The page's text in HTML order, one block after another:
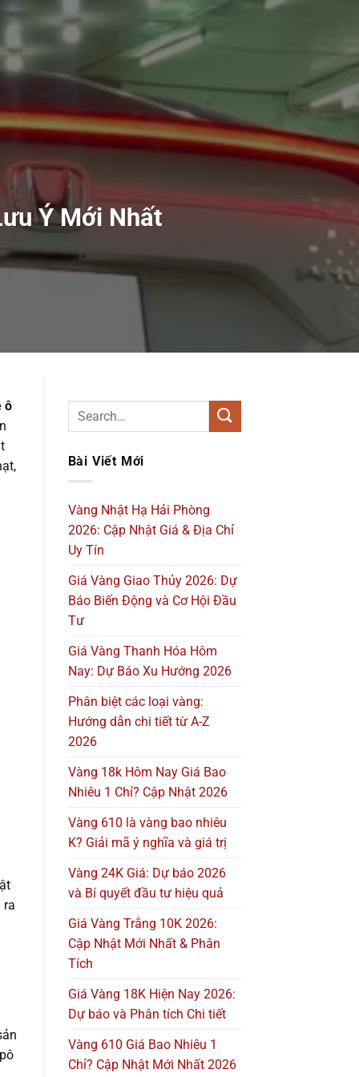
Ý Mới Nhất
ô
ra
Bài Viết Mới
Vàng Nhật Hạ Hải Phòng
2026: Cập Nhật Giá & Địa Chỉ
Uy Tín
Giá Vàng Giao Thủy 2026: Dự
Báo Biến Động và Cơ Hội Đầu
Tư
Giá Vàng Thanh Hóa Hôm
Nay: Dự Báo Xu Hướng 2026
Phân biệt các loại vàng:
Hướng dẫn chi tiết từ A-Z
2026
Vàng 18k Hôm Nay Giá Bao
Nhiêu 1 Chỉ? Cập Nhật 2026
Vàng 610 là vàng bao nhiêu
K? Giải mã ý nghĩa và giá trị
Vàng 24K Giá: Dự báo 2026
và Bí quyết đầu tư hiệu quả
Giá Vàng Trắng 10K 2026:
Cập Nhật Mới Nhất & Phân
Tích
Giá Vàng 18K Hiện Nay 2026:
Dự báo và Phân tích Chi tiết
Vàng 610 Giá Bao Nhiêu 1
Chỉ? Cập Nhật Mới Nhất 2026